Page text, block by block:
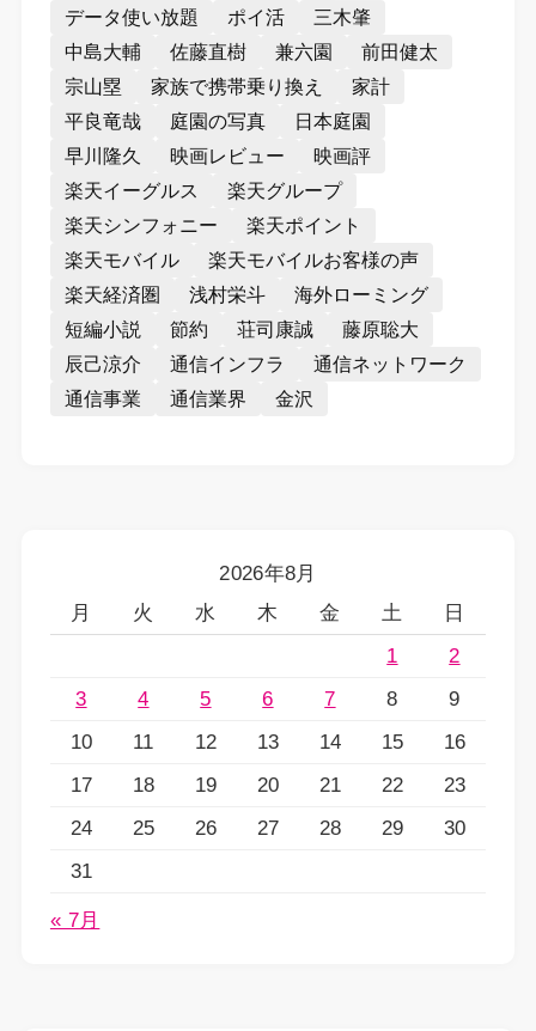
データ使い放題
ポイ活
三木肇
中島大輔
佐藤直樹 兼六園
前田健太
宗山塁
家族で携帯乗り換え
家計
平良竜哉
庭園の写真
日本庭園
早川隆久
映画レビュー
映画評
楽天イーグルス
楽天グループ
楽天シンフォニー
楽天ポイント
楽天モバイル
楽天モバイルお客様の声
楽天経済圏
浅村栄斗
海外ローミング
短編小説
節約 荘司康誠
藤原聡大
辰己涼介
通信インフラ
通信ネットワーク
通信事業
通信業界 金沢
2026年8月
月
火 水 木 金 土
日
1
2
3
4 5 6 7 8
9
10
11 12 13 14 15
16
17
18 19 20 21 22
23
24
25 26 27 28 29
30
31
« 7月